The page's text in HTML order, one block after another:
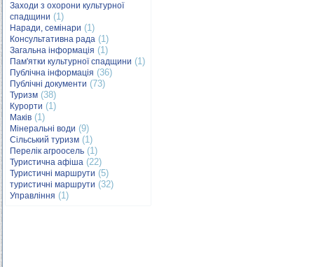
Заходи з охорони культурної
спадщини (1)
Наради, семінари (1)
Консультативна рада (1)
Загальна інформація (1)
Пам'ятки культурної спадщини (1)
Публічна інформація (36)
Публічні документи (73)
Туризм (38)
Курорти (1)
Маків (1)
Мінеральні води (9)
Сільський туризм (1)
Перелік агроосель (1)
Туристична афіша (22)
Туристичні маршрути (5)
туристичні маршрути (32)
Управління (1)